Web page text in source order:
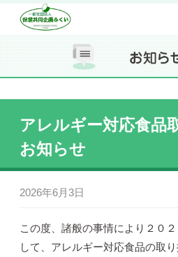
アレルギー対応食品
お知らせ
2026年6月3日
この度、諸般の事情により２０
して、アレルギー対応食品の取